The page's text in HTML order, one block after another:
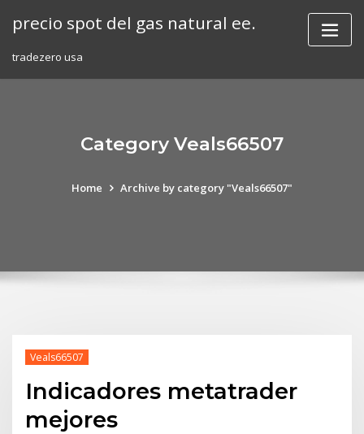
precio spot del gas natural ee.
tradezero usa
Category Veals66507
Home Archive by category "Veals66507"
Veals66507
Indicadores metatrader
mejores